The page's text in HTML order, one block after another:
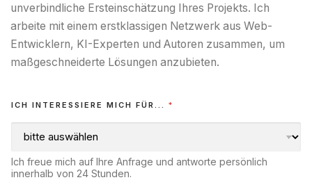
unverbindliche Ersteinschätzung Ihres Projekts. Ich
arbeite mit einem erstklassigen Netzwerk aus Web-
Entwicklern, KI-Experten und Autoren zusammen, um
maßgeschneiderte Lösungen anzubieten.
ICH INTERESSIERE MICH FÜR... *
Ich freue mich auf Ihre Anfrage und antworte persönlich
innerhalb von 24 Stunden.